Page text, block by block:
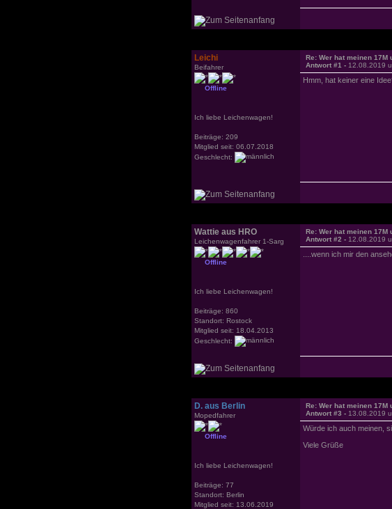
Leichi
Beifahrer
Offline
Ich liebe Leichenwagen!
Beiträge: 209
Mitglied seit: 06.07.2018
Geschlecht:
Re: Wer hat meinen 17M
Antwort #1 - 12.08.2019
Hmm, hat keiner eine
Wattie aus HRO
Leichenwagenfahrer 1-Sarg
Offline
Ich liebe Leichenwagen!
Beiträge: 860
Standort: Rostock
Mitglied seit: 18.04.2013
Geschlecht:
Re: Wer hat meinen 17M
Antwort #2 - 12.08.2019
....wenn ich mir den
D. aus Berlin
Mopedfahrer
Offline
Ich liebe Leichenwagen!
Beiträge: 77
Standort: Berlin
Mitglied seit: 13.06.2019
Re: Wer hat meinen 17M
Antwort #3 - 13.08.2019
Würde ich auch meinen,
Viele Grüße